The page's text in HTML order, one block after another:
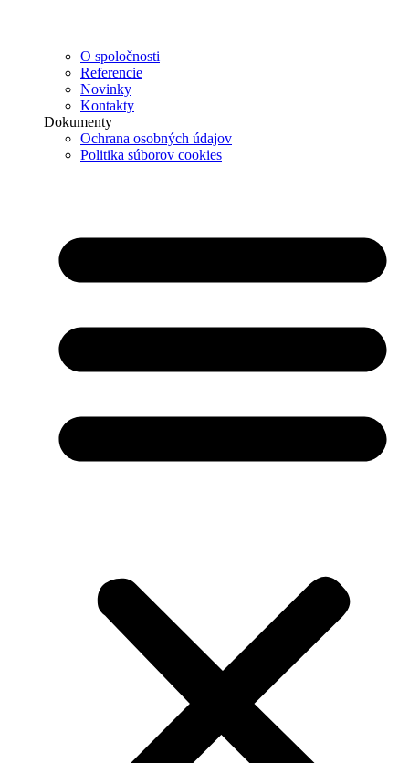
O spoločnosti
Referencie
Novinky
Kontakty
Dokumenty
Ochrana osobných údajov
Politika súborov cookies